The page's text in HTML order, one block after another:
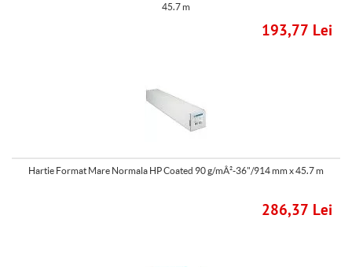
45.7 m
193,77 Lei
Hartie Format Mare Normala HP Coated 90 g/mÂ²-36"/914 mm x 45.7 m
286,37 Lei